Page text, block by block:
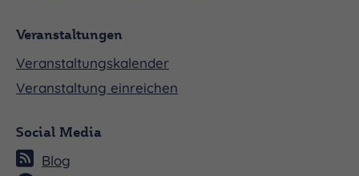
Veranstaltungen
Veranstaltungskalender
Veranstaltung einreichen
Social Media
Blog